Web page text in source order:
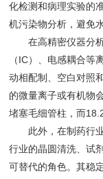
化检测和病理实验的
机污染物分析，避免
在高精密仪器分析
（IC）、电感耦合
动相配制、空白对照
的微量离子或有机物
堵塞毛细管柱，而
此外，在制药行业
行业的晶圆清洗、试
可替代的角色。其稳